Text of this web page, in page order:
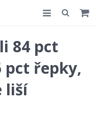
84 pct
pct řepky,
liší